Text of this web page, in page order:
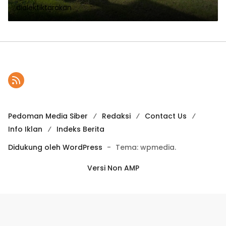
dialektiktarakan
Pedoman Media Siber Redaksi
Contact Us
Info Iklan
Indeks Berita
Didukung oleh WordPress - Tema: wpmedia.
Versi Non AMP